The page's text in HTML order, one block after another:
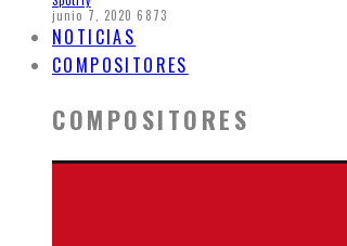
junio 7, 2020 6873
NOTICIAS
COMPOSITORES
COMPOSITORES